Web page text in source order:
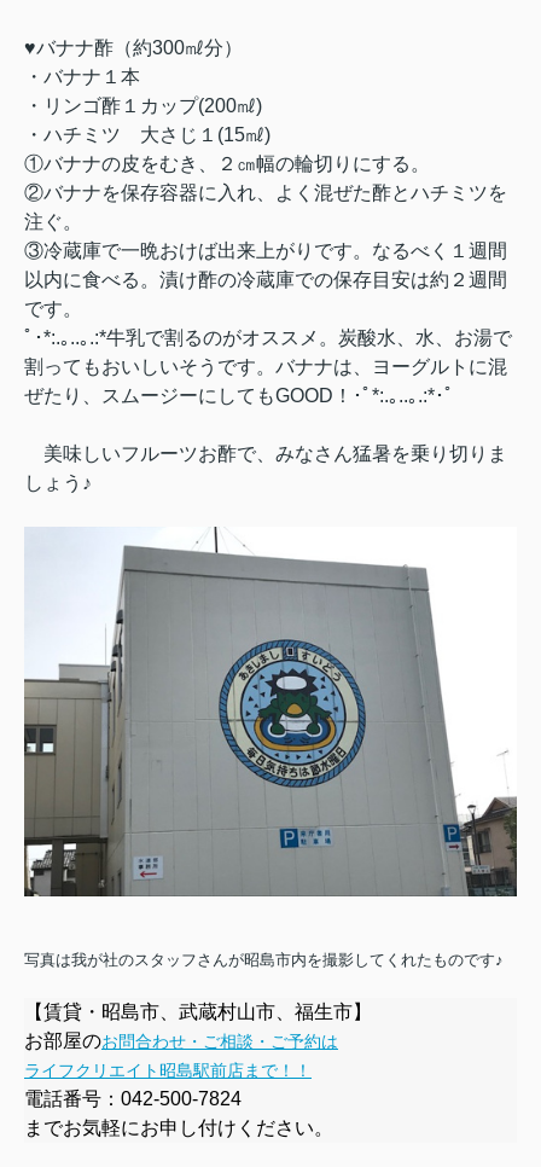
♥バナナ酢（約300㎖分）
・バナナ１本
・リンゴ酢 １カップ(200㎖)
・ハチミツ 大さじ１(15㎖)
①バナナの皮をむき、２㎝幅の輪切りにする。
②バナナを保存容器に入れ、よく混ぜた酢とハチミツを
注ぐ。
③冷蔵庫で一晩おけば出来上がりです。なるべく１週間
以内に食べる。漬け酢の冷蔵庫での保存目安は約２週間
です。
ﾟ･*:.｡..｡.:*牛乳で割るのがオススメ。炭酸水、水、お湯で
割ってもおいしいそうです。バナナは、ヨーグルトに混
ぜたり、スムージーにしてもGOOD！･ﾟ*:.｡..｡.:*･ﾟ
美味しいフルーツお酢で、みなさん猛暑を乗り切りま
しょう♪
写真は我が社のスタッフさんが昭島市内を撮影してくれたものです♪
【賃貸・昭島市、武蔵村山市、福生市】
お部屋のお問合わせ・ご相談・ご予約は
ライフクリエイト昭島駅前店まで！！
電話番号： 042-500-7824
までお気軽にお申し付けください。